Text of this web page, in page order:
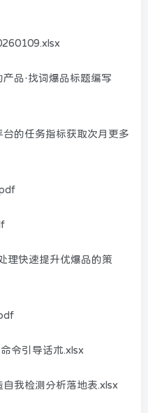
品·找词爆品标题编写
的任务指标获取次月更多
快速提升优爆品的策
令引导话术.xlsx
我检测分析落地表.xlsx